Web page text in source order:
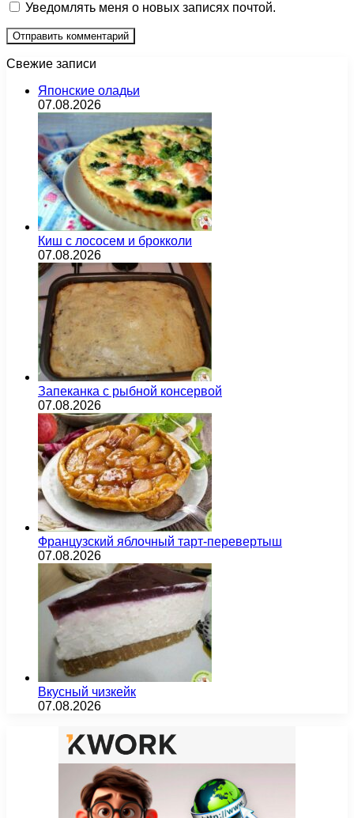
Уведомлять меня о новых записях почтой.
Свежие записи
Японские оладьи
07.08.2026
Киш с лососем и брокколи
07.08.2026
Запеканка с рыбной консервой
07.08.2026
Французский яблочный тарт-перевертыш
07.08.2026
Вкусный чизкейк
07.08.2026